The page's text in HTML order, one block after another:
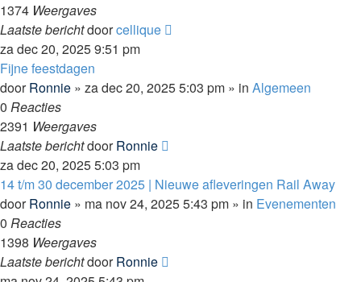
1374 Weergaves
Laatste berichtdoorcellique
za dec 20, 2025 9:51 pm
Fijne feestdagen
doorRonnie » za dec 20, 2025 5:03 pm » in Algemeen
0 Reacties
2391 Weergaves
Laatste berichtdoorRonnie
za dec 20, 2025 5:03 pm
14 t/m 30 december 2025 | Nieuwe afleveringen Rail Away
doorRonnie » ma nov 24, 2025 5:43 pm » in Evenementen
0 Reacties
1398 Weergaves
Laatste berichtdoorRonnie